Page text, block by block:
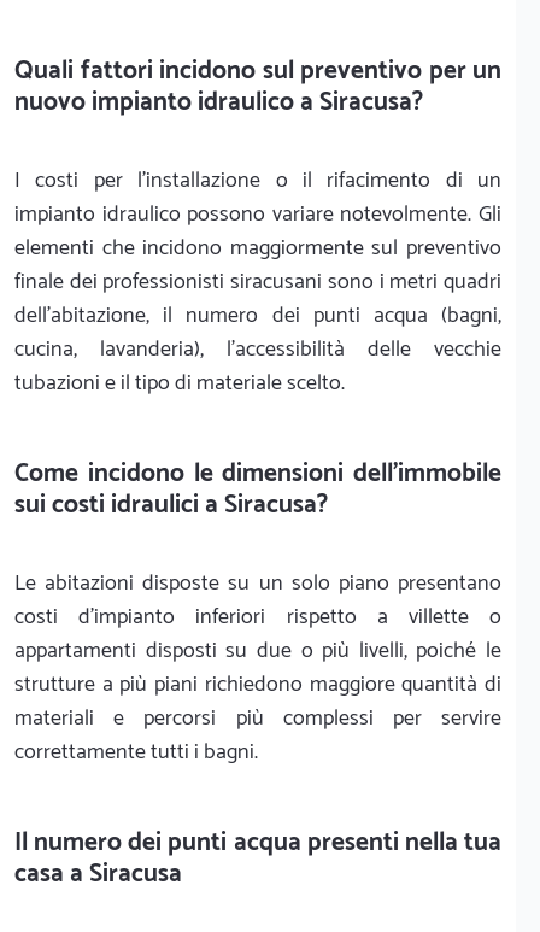
Quali fattori incidono sul preventivo per un
nuovo impianto idraulico a Siracusa?
I costi per l'installazione o il rifacimento di un
impianto idraulico possono variare notevolmente. Gli
elementi che incidono maggiormente sul preventivo
finale dei professionisti siracusani sono i metri quadri
dell'abitazione, il numero dei punti acqua (bagni,
cucina, lavanderia), l'accessibilità delle vecchie
tubazioni e il tipo di materiale scelto.
Come incidono le dimensioni dell'immobile
sui costi idraulici a Siracusa?
Le abitazioni disposte su un solo piano presentano
costi d'impianto inferiori rispetto a villette o
appartamenti disposti su due o più livelli, poiché le
strutture a più piani richiedono maggiore quantità di
materiali e percorsi più complessi per servire
correttamente tutti i bagni.
Il numero dei punti acqua presenti nella tua
casa a Siracusa